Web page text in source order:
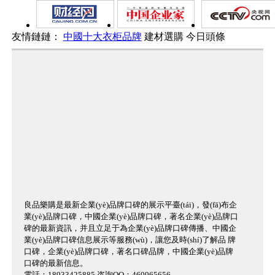
友情鏈鏈： 中國十大衣柜品牌 建材選購 今日頭條
良品樂購是最新企業(yè)品牌口碑的展示平臺(tái)，發(fā)布企
業(yè)品牌口碑，中國企業(yè)品牌口碑，著名企業(yè)品牌口
碑的最新資訊，并且立足于為企業(yè)品牌口碑傳播、中國企
業(yè)品牌口碑信息展示等服務(wù)，讓您及時(shí)了解品 牌
口碑，企業(yè)品牌口碑，著名口碑品牌，中國企業(yè)品牌
口碑的最新信息。